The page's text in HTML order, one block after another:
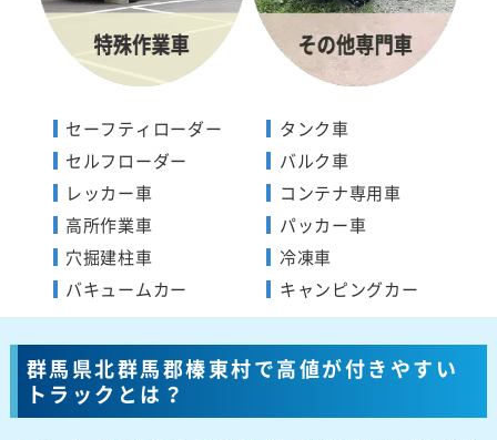
セーフティローダー
セルフローダー
レッカー車
高所作業車
穴掘建柱車
バキュームカー
タンク車
バルク車
コンテナ専用車
パッカー車
冷凍車
キャンピングカー
群馬県北群馬郡榛東村で高値が付きやすい
トラックとは？